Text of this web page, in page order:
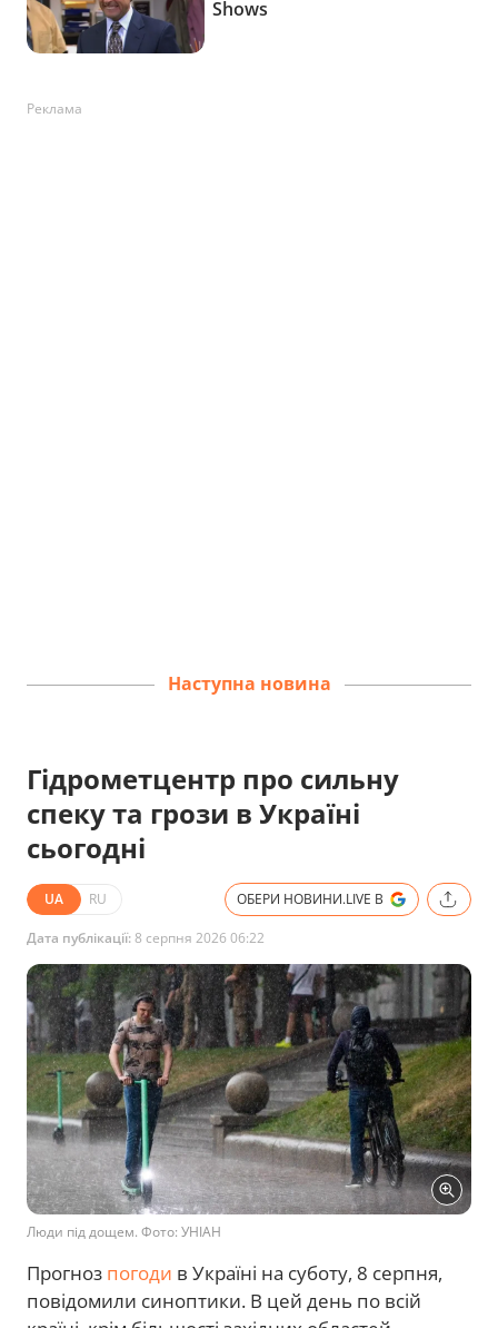
Реклама
Наступна новина
Гідрометцентр про сильну
спеку та грози в Україні
сьогодні
UA RU ОБЕРИ НОВИНИ.LIVE В
Дата публікації:8 серпня 2026 06:22
Люди під дощем. Фото: УНІАН
Прогноз погоди в Україні на суботу, 8 серпня,
повідомили синоптики. В цей день по всій